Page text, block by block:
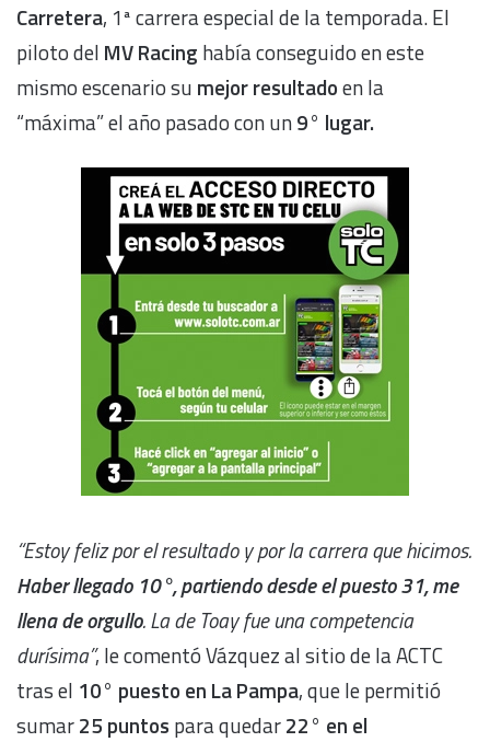
Carretera, 1ª carrera especial de la temporada. El
piloto del MV Racing había conseguido en este
mismo escenario su mejor resultadoen la
“máxima” el año pasado con un9° lugar.
“Estoy feliz por el resultado y por la carrera que hicimos.
Haber llegado 10°, partiendo desde el puesto 31, me
llena de orgullo. La de Toay fue una competencia
durísima”, le comentó Vázquez al sitio de la ACTC
tras el 10° puesto en La Pampa, que le permitió
sumar25 puntos para quedar22° en el